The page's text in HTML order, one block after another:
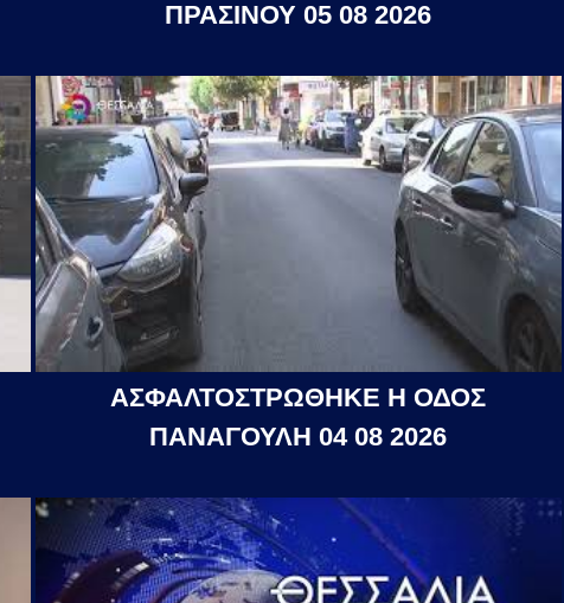
ΠΡΑΣΙΝΟΥ 05 08 2026
ΑΣΦΑΛΤΟΣΤΡΩΘΗΚΕ Η ΟΔΟΣ
ΠΑΝΑΓΟΥΛΗ 04 08 2026